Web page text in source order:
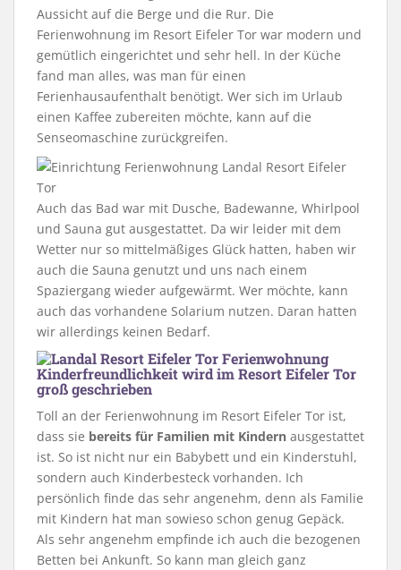
Aussicht auf die Berge und die Rur. Die
Ferienwohnung im Resort Eifeler Tor war modern und
gemütlich eingerichtet und sehr hell. In der Küche
fand man alles, was man für einen
Ferienhausaufenthalt benötigt. Wer sich im Urlaub
einen Kaffee zubereiten möchte, kann auf die
Senseomaschine zurückgreifen.
Auch das Bad war mit Dusche, Badewanne, Whirlpool
und Sauna gut ausgestattet. Da wir leider mit dem
Wetter nur so mittelmäßiges Glück hatten, haben wir
auch die Sauna genutzt und uns nach einem
Spaziergang wieder aufgewärmt. Wer möchte, kann
auch das vorhandene Solarium nutzen. Daran hatten
wir allerdings keinen Bedarf.
Kinderfreundlichkeit wird im Resort Eifeler Tor
groß geschrieben
Toll an der Ferienwohnung im Resort Eifeler Tor ist,
dass sie bereits für Familien mit Kindern ausgestattet
ist. So ist nicht nur ein Babybett und ein Kinderstuhl,
sondern auch Kinderbesteck vorhanden. Ich
persönlich finde das sehr angenehm, denn als Familie
mit Kindern hat man sowieso schon genug Gepäck.
Als sehr angenehm empfinde ich auch die bezogenen
Betten bei Ankunft. So kann man gleich ganz